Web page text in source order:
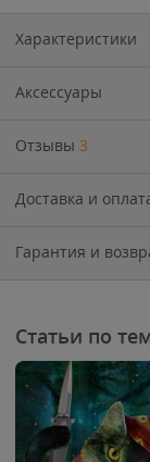
Характеристики
Аксессуары
Отзывы 3
Доставка и
Гарантия и
Статьи по